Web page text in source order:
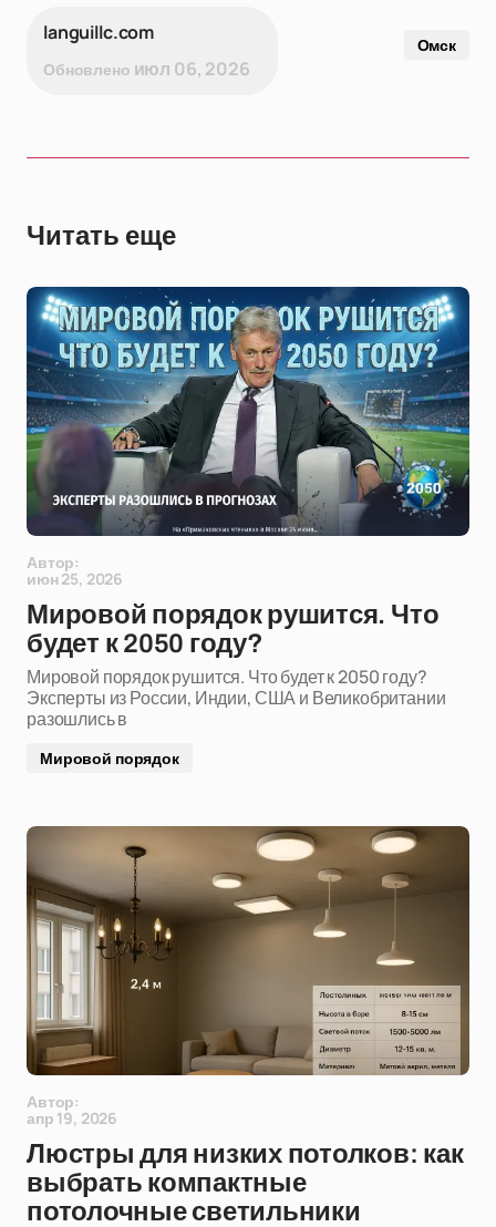
languillc.com
Обновлено июл 06, 2026
Омск
Читать еще
Автор:
июн 25, 2026
Мировой порядок рушится. Что
будет к 2050 году?
Мировой порядок рушится. Что будет к 2050 году?
Эксперты из России, Индии, США и Великобритании
разошлись в
Мировой порядок
Автор:
апр 19, 2026
Люстры для низких потолков: как
выбрать компактные
потолочные светильники